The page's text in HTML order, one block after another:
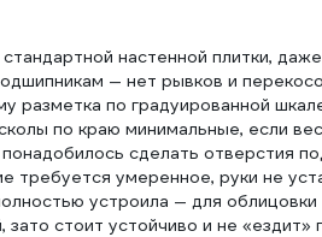
настенной плитки,
— нет рывков и
разметка по градуированной
по краю минимальные, если
сделать отверстия
требуется умеренное, руки не
устроила — для облицовки
стоит устойчиво и не «ездит»